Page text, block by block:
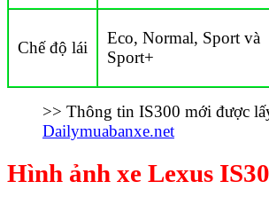
Chế độ lái
Eco, Normal, Sport và
Sport+
>> Thông tin IS300 mới được
Dailymuabanxe.net
Hình ảnh xe Lexus